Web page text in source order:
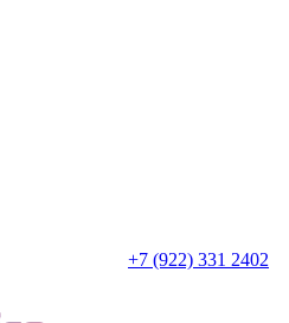
+7 (922) 331 2402